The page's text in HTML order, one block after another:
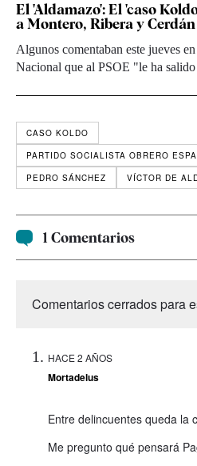
El 'Aldamazo': El 'caso
a Montero, Ribera y Cerdán
Algunos comentaban este jueves
Nacional que al PSOE "le ha
CASO KOLDO
PARTIDO SOCIALISTA OBRERO
PEDRO SÁNCHEZ
VÍCTOR DE
1 Comentarios
Comentarios cerrados para
HACE 2 AÑOS
Mortadelus
Entre delincuentes queda la
Me pregunto qué pensará